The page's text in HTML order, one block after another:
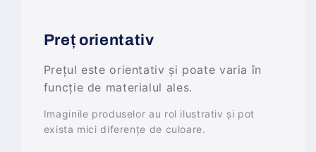
Preț orientativ
Prețul este orientativ și poate varia în
funcție de materialul ales.
Imaginile produselor au rol ilustrativ și pot
exista mici diferențe de culoare.